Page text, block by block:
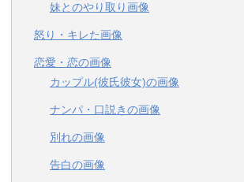
妹とのやり取り画像
怒り・キレた画像
恋愛・恋の画像
カップル(彼氏彼女)の画像
ナンパ・口説きの画像
別れの画像
告白の画像